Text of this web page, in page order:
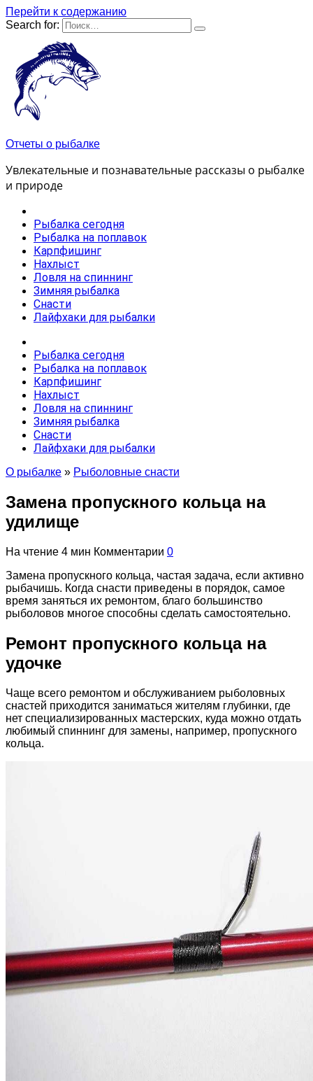
Перейти к содержанию
Search for:
Отчеты о рыбалке
Увлекательные и познавательные рассказы о рыбалке
и природе
Рыбалка сегодня
Рыбалка на поплавок
Карпфишинг
Нахлыст
Ловля на спиннинг
Зимняя рыбалка
Снасти
Лайфхаки для рыбалки
Рыбалка сегодня
Рыбалка на поплавок
Карпфишинг
Нахлыст
Ловля на спиннинг
Зимняя рыбалка
Снасти
Лайфхаки для рыбалки
О рыбалке » Рыболовные снасти
Замена пропускного кольца на
удилище
На чтение 4 мин Комментарии 0
Замена пропускного кольца, частая задача, если активно
рыбачишь. Когда снасти приведены в порядок, самое
время заняться их ремонтом, благо большинство
рыболовов многое способны сделать самостоятельно.
Ремонт пропускного кольца на
удочке
Чаще всего ремонтом и обслуживанием рыболовных
снастей приходится заниматься жителям глубинки, где
нет специализированных мастерских, куда можно отдать
любимый спиннинг для замены, например, пропускного
кольца.